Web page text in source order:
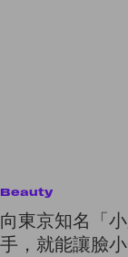
Beauty
向東京知名「
手，就能讓臉小